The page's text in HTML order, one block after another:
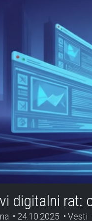
digitalni rat:
24.10.2025 Vesti